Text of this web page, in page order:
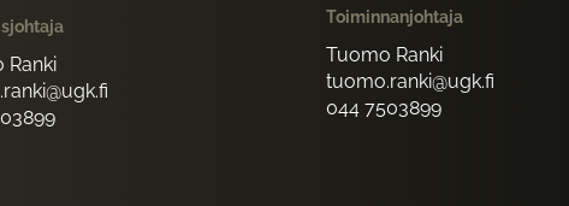
Ranki
Toiminnanjohtaja
Tuomo Ranki
tuomo.ranki@ugk.fi
044 7503899